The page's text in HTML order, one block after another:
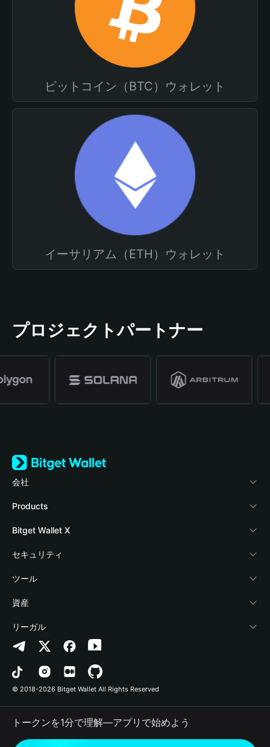
ビットコイン（BTC）ウォレット
イーサリアム（ETH）ウォレット
プロジェクトパートナー
会社
Bitget Walletについて
ブログ
アカデミー
暗号資産ニュース
Help Center
お問い合わせ
ブランドリソース
キャリア
Products
Crypto Card
Stablecoin Earn
Payfi Crypto
Crypto Swap API
Altcoin Season Index
Prediction Markets
DApp
RWA
Bitget Wallet X
デベロッパー
ウォレットを接続
Bitget Wallet Pay
プロジェクトを掲載
セキュリティ
保護基金
セキュリティ技術
ツール
暗号資産を購入
認証検出
コントラクト検出
一括送金
資産
Arbitrum
Avalanche
Bitcoin
Polygon
リーガル
プライバシーポリシー
利用規約
© 2018-2026 Bitget Wallet All Rights Reserved
トークンを1分で理解―アプリで始めよう